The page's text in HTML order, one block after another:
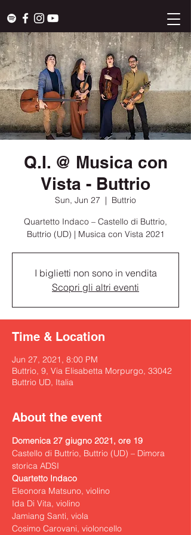
Q.I. @ Musica con
Vista - Buttrio
Sun, Jun 27
  |
Buttrio
Quartetto Indaco – Castello di Buttrio,
Buttrio (UD) | Musica con Vista 2021
I biglietti non sono in vendita
Scopri gli altri eventi
Time & Location
Jun 27, 2021, 8:00 PM
Buttrio, 9, Via Elisabetta Morpurgo, 33042
Buttrio UD, Italia
About the event
Domenica 27 giugno 2021, ore 19
Castello di Buttrio, Buttrio (UD) – Dimora
storica ADSI
Eleonora Matsuno, violino
Ida Di Vita, violino
Jamiang Santi, viola
Cosimo Carovani, violoncello